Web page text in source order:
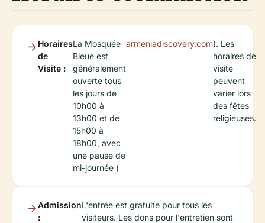
Horaires
de
Visite :
La Mosquée
Bleue est
généralement
ouverte tous
les jours de
10h00 à
13h00 et de
15h00 à
18h00, avec
une pause de
mi-journée (
armeniadiscovery.com). Les
horaires de
visite
peuvent
varier lors
des fêtes
religieuses.
Admission
:
L'entrée est gratuite pour tous les
visiteurs. Les dons pour l'entretien sont